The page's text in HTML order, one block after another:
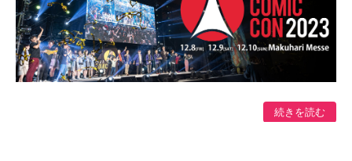
続きを読む